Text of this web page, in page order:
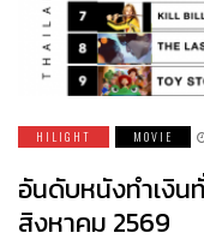
HILIGHT MOVIE
อันดับหนังทำเงิน
สิงหาคม 2569